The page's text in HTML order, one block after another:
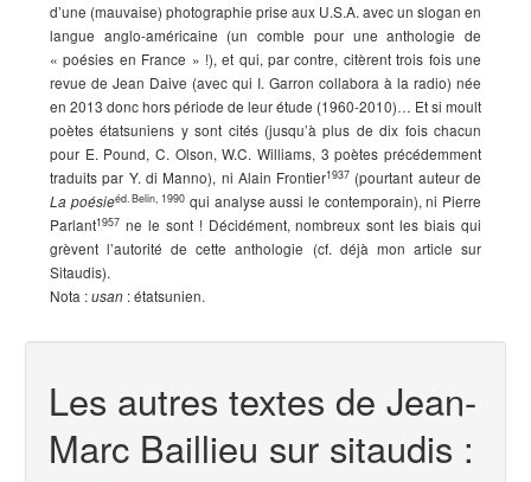
d’une (mauvaise) photographie prise aux U.S.A. avec un slogan en
langue anglo-américaine (un comble pour une anthologie de
« poésies en France » !), et qui, par contre, citèrent trois fois une
revue de Jean Daive (avec qui I. Garron collabora à la radio) née
en 2013 donc hors période de leur étude (1960-2010)… Et si moult
poètes étatsuniens y sont cités (jusqu’à plus de dix fois chacun
pour E. Pound, C. Olson, W.C. Williams, 3 poètes précédemment
traduits par Y. di Manno), ni Alain Frontier1937 (pourtant auteur de
La poésieéd. Belin, 1990 qui analyse aussi le contemporain), ni Pierre
Parlant1957 ne le sont ! Décidément, nombreux sont les biais qui
grèvent l’autorité de cette anthologie (cf. déjà mon article sur
Sitaudis).
Nota :usan : étatsunien.
Les autres textes de Jean-
Marc Baillieu sur sitaudis :